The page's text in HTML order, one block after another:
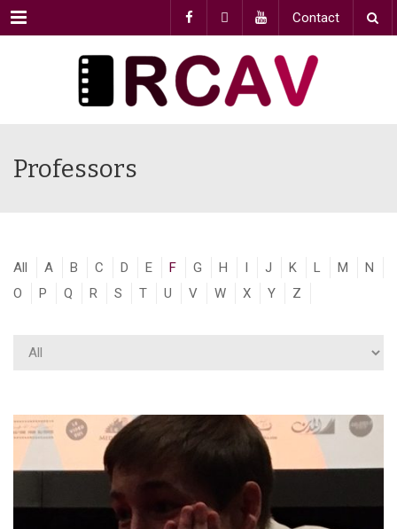
Menu Contact
Professors
All A B C D E F G H I J K L M
N
O
P Q R S T U V W X Y Z